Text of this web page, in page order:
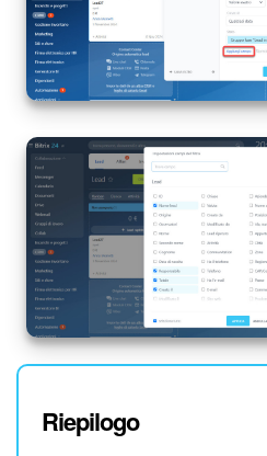
Riepilogo